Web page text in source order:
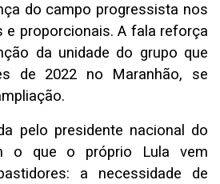
do campo progressista nos
proporcionais. A fala reforça
da unidade do grupo que
de 2022 no Maranhão, se
pelo presidente nacional do
o que o próprio Lula vem
a necessidade de